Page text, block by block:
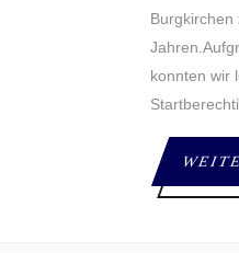
Burgkirchen
konnten wir